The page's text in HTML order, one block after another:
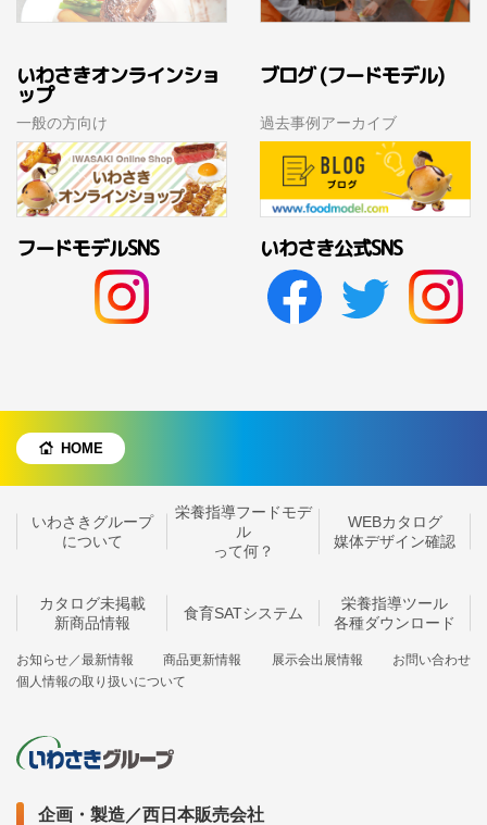
いわさきオンラインショ
ップ
一般の方向け
ブログ (フードモデル)
過去事例アーカイブ
フードモデルSNS いわさき公式SNS
HOME
いわさきグループ
について
栄養指導フードモデ
ル
って何？
WEBカタログ
媒体デザイン確認
カタログ未掲載
新商品情報
食育SATシステム
栄養指導ツール
各種ダウンロード
お知らせ／最新情報 商品更新情報 展示会出展情報
お問い合わせ
個人情報の取り扱いについて
企画・製造／西日本販売会社